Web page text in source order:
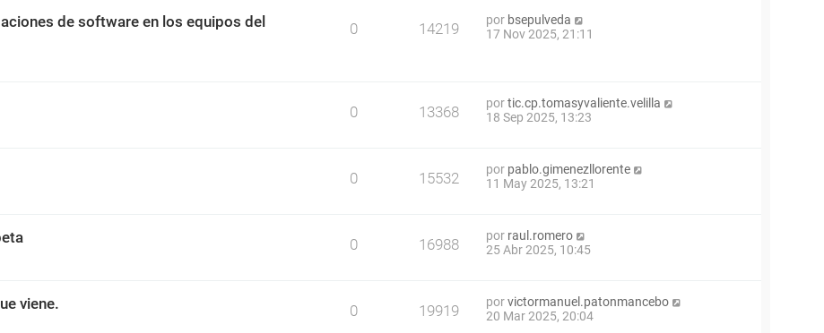
de software en los equipos del
0 14219 por bsepulveda
17 Nov 2025, 21:11
0 13368 portic.cp.tomasyvaliente.velilla
18 Sep 2025, 13:23
0 15532 por pablo.gimenezllorente
11 May 2025, 13:21
0 16988 por raul.romero
25 Abr 2025, 10:45
viene. 0 19919 porvictormanuel.patonmancebo
20 Mar 2025, 20:04